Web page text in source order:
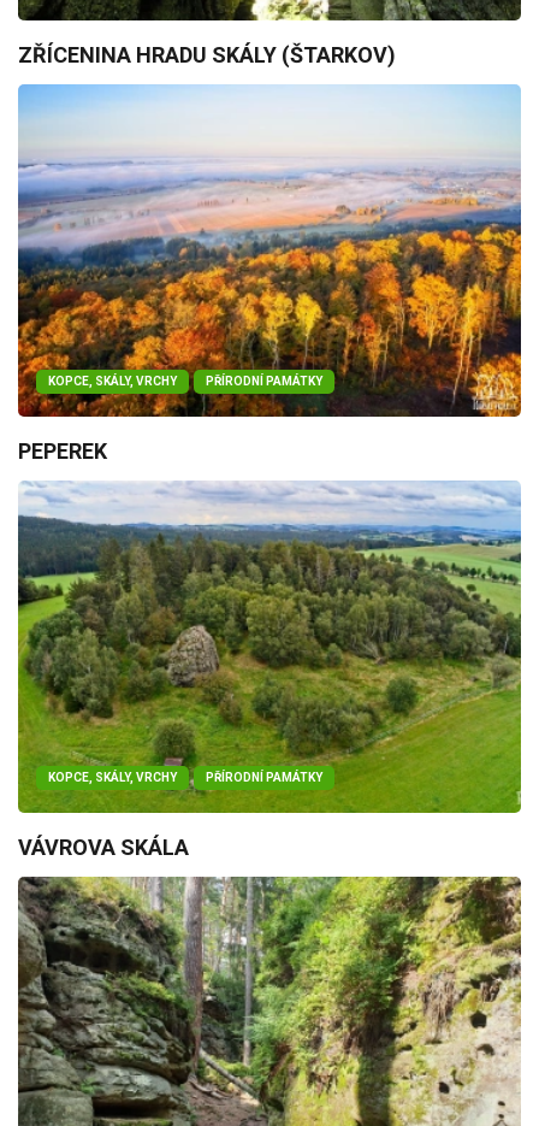
ZŘÍCENINA HRADU SKÁLY (ŠTARKOV)
KOPCE, SKÁLY, VRCHY PŘÍRODNÍ PAMÁTKY
PEPEREK
KOPCE, SKÁLY, VRCHY PŘÍRODNÍ PAMÁTKY
VÁVROVA SKÁLA